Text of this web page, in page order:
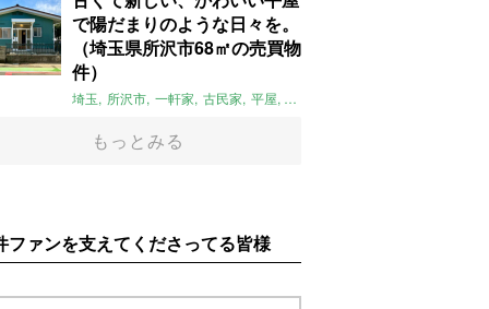
で陽だまりのような日々を。
（埼玉県所沢市68㎡の売買物
件）
埼玉 所沢市 一軒家 古民家 平屋 庭
もっとみる
ファンを支えてくださってる皆様